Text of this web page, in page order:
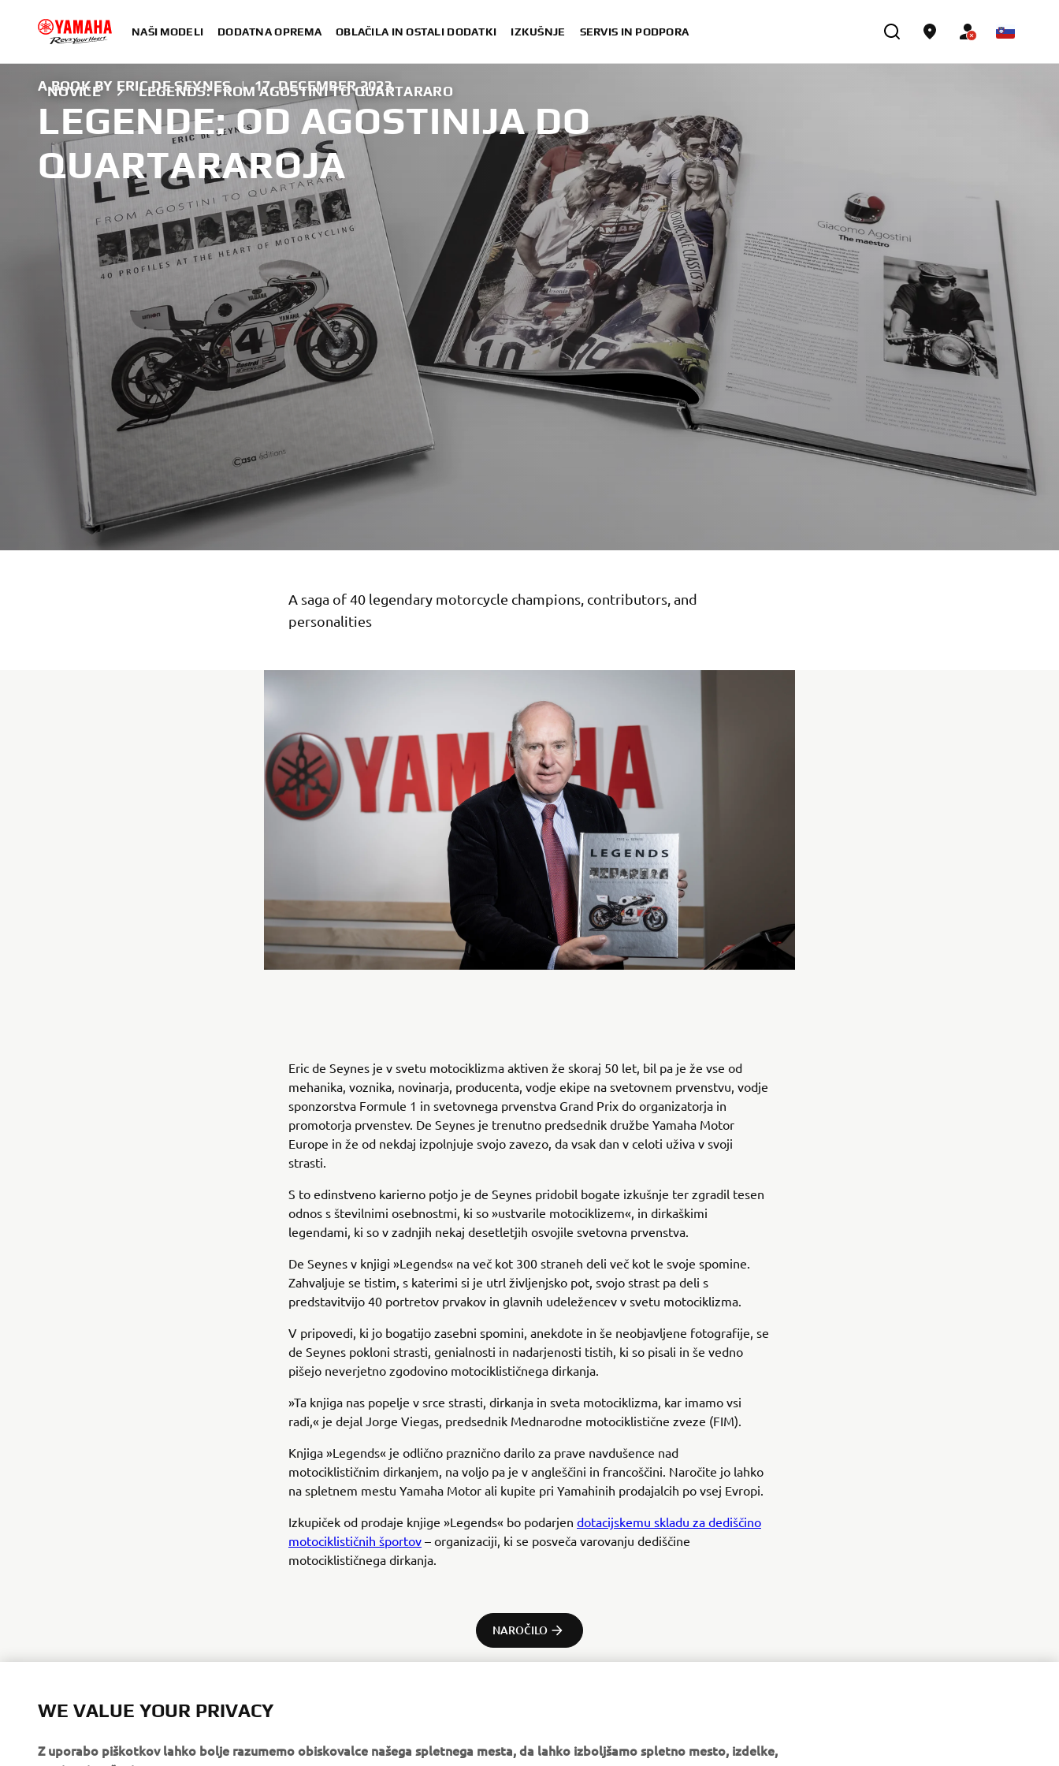
NAŠI MODELI DODATNA OPREMA OBLAČILA IN OSTALI DODATKI IZKUŠNJE SERVIS IN PODPORA
NOVICE LEGENDS: FROM AGOSTINI TO QUARTARARO
A BOOK BY ERIC DE SEYNES | 17. DECEMBER 2023
LEGENDE: OD AGOSTINIJA DO
QUARTARAROJA
A saga of 40 legendary motorcycle champions, contributors, and
personalities
Eric de Seynes je v svetu motociklizma aktiven že skoraj 50 let, bil pa je že vse od
mehanika, voznika, novinarja, producenta, vodje ekipe na svetovnem prvenstvu, vodje
sponzorstva Formule 1 in svetovnega prvenstva Grand Prix do organizatorja in
promotorja prvenstev. De Seynes je trenutno predsednik družbe Yamaha Motor
Europe in že od nekdaj izpolnjuje svojo zavezo, da vsak dan v celoti uživa v svoji
strasti.
S to edinstveno karierno potjo je de Seynes pridobil bogate izkušnje ter zgradil tesen
odnos s številnimi osebnostmi, ki so »ustvarile motociklizem«, in dirkaškimi
legendami, ki so v zadnjih nekaj desetletjih osvojile svetovna prvenstva.
De Seynes v knjigi »Legends« na več kot 300 straneh deli več kot le svoje spomine.
Zahvaljuje se tistim, s katerimi si je utrl življenjsko pot, svojo strast pa deli s
predstavitvijo 40 portretov prvakov in glavnih udeležencev v svetu motociklizma.
V pripovedi, ki jo bogatijo zasebni spomini, anekdote in še neobjavljene fotografije, se
de Seynes pokloni strasti, genialnosti in nadarjenosti tistih, ki so pisali in še vedno
pišejo neverjetno zgodovino motociklističnega dirkanja.
»Ta knjiga nas popelje v srce strasti, dirkanja in sveta motociklizma, kar imamo vsi
radi,« je dejal Jorge Viegas, predsednik Mednarodne motociklistične zveze (FIM).
Knjiga »Legends« je odlično praznično darilo za prave navdušence nad
motociklističnim dirkanjem, na voljo pa je v angleščini in francoščini. Naročite jo lahko
na spletnem mestu Yamaha Motor ali kupite pri Yamahinih prodajalcih po vsej Evropi.
Izkupiček od prodaje knjige »Legends« bo podarjen dotacijskemu skladu za dediščino
motociklističnih športov – organizaciji, ki se posveča varovanju dediščine
motociklističnega dirkanja.
NAROČILO
WE VALUE YOUR PRIVACY
Z uporabo piškotkov lahko bolje razumemo obiskovalce našega spletnega mesta, da lahko izboljšamo spletno mesto, izdelke,